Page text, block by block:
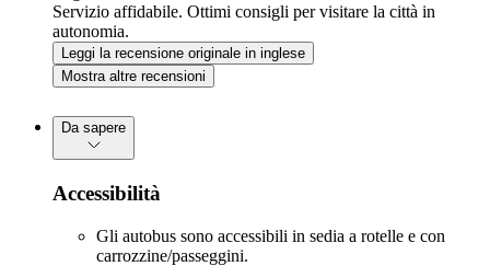
Servizio affidabile. Ottimi consigli per visitare la città in
autonomia.
Leggi la recensione originale in inglese
Mostra altre recensioni
Da sapere
Accessibilità
Gli autobus sono accessibili in sedia a rotelle e con
carrozzine/passeggini.